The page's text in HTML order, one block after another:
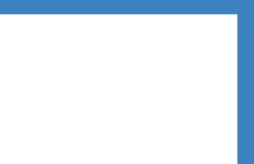
果能把NDS游戏直接安装在
觉就很美妙了。所以我就在